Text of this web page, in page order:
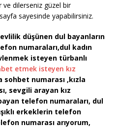
ve dilerseniz güzel bir
sayesinde yapabilirsiniz.
düşünen dul bayanların
numaraları,dul kadın
isteyen türbanlı
etmek isteyen kız
sohbet numarası ,kızla
sevgili arayan kız
telefon numaraları, dul
erkeklerin telefon
numarası arıyorum,